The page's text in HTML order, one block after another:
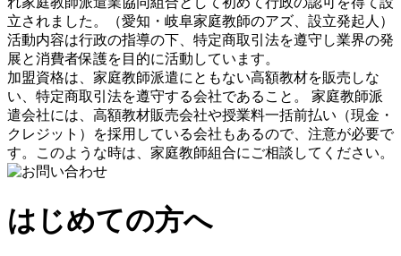
立されました。（愛知・岐阜家庭教師のアズ、設立発起人）
活動内容は行政の指導の下、特定商取引法を遵守し業界の発
展と消費者保護を目的に活動しています。
加盟資格は、家庭教師派遣にともない高額教材を販売しな
い、特定商取引法を遵守する会社であること。 家庭教師派
遣会社には、高額教材販売会社や授業料一括前払い（現金・
クレジット）を採用している会社もあるので、注意が必要で
す。このような時は、家庭教師組合にご相談してください。
はじめての方へ